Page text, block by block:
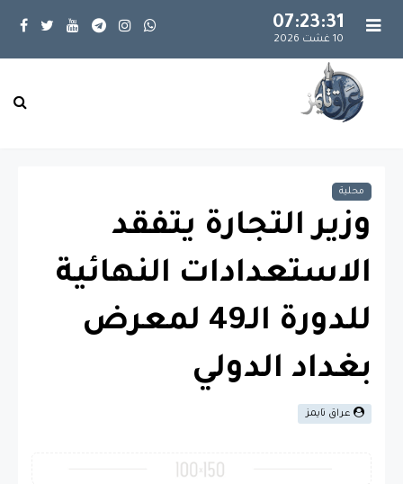
07:23:32
10 غشت 2026
محلية
وزير التجارة يتفقد
الاستعدادات النهائية
للدورة الـ49 لمعرض
بغداد الدولي
عراق تايمز